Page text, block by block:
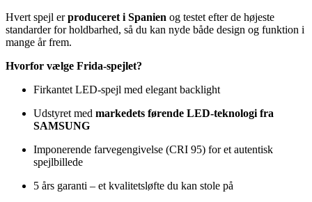
Hvert spejl erproduceret i Spanien og testet efter de højeste
standarder for holdbarhed, så du kan nyde både design og funktion i
mange år frem.
Hvorfor vælge Frida-spejlet?
Firkantet LED-spejl med elegant backlight
Udstyret med markedets førende LED-teknologi fra
SAMSUNG
Imponerende farvegengivelse (CRI 95) for et autentisk
spejlbillede
5 års garanti – et kvalitetsløfte du kan stole på